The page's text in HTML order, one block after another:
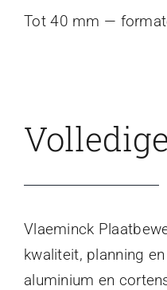
Tot 40 mm —
Vlaeminck
kwaliteit, planning
aluminium en